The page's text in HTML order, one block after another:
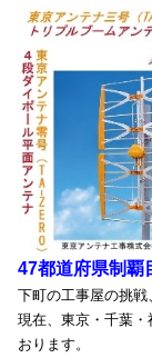
47都道府県制覇
下町の工事屋の挑戦
現在、東京・千葉
おります。